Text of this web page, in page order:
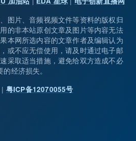
图片、音频视频文件等资料的版权归
的非本站原创文章及图片等内容无法
本网所选内容的文章作者及编辑认为
或不应无偿使用，请及时通过电子邮
采取适当措施，避免给双方造成不必
的经济损失。
| 粤ICP备12070055号